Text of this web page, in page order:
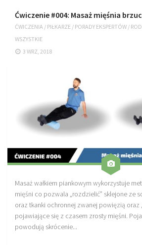
Ćwiczenie #004: Masaż mięśnia
ĆWICZENIA / PIŁKARZE / PORADY EKSPERTÓW /
WSZYSTKIE
3 WRZ, 2018
Masaż wałkiem piankowym wykorzystuje
mięśni co pozwala „rozdzielić” sklejone ze
oraz tkanki ochronnej zwanej powięzią oraz
pojawiające się z czasem zrosty mięśni.
powodują skrócenie...